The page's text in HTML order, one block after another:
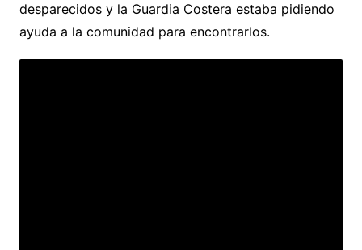
desparecidos y la Guardia Costera estaba pidiendo
ayuda a la comunidad para encontrarlos.